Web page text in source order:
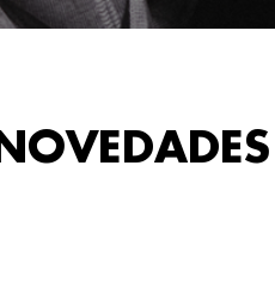
NOVEDADES